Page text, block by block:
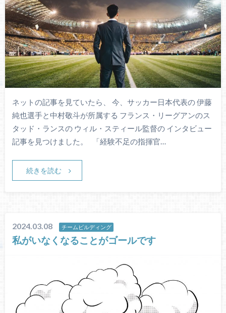
ネットの記事を見ていたら、 今、サッカー日本代表の 伊藤
純也選手と中村敬斗が所属する フランス・リーグアンのス
タッド・ランスの ウィル・スティール監督の インタビュー
記事を見つけました。 「経験不足の指揮官…
続きを読む
2024.03.08 チームビルディング
私がいなくなることがゴールです